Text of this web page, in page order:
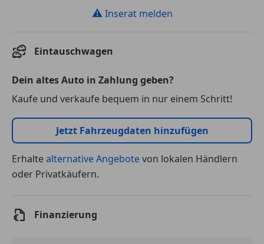
⚠ Inserat melden
Eintauschwagen
Dein altes Auto in Zahlung geben?
Kaufe und verkaufe bequem in nur einem Schritt!
Jetzt Fahrzeugdaten hinzufügen
Erhaltealternative Angebotevon lokalen Händlern
oder Privatkäufern.
Finanzierung